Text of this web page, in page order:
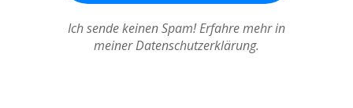
Ich sende keinen Spam! Erfahre mehr in
meiner Datenschutzerklärung.